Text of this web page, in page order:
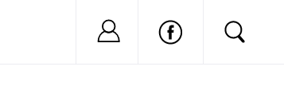
Nu ai cont?